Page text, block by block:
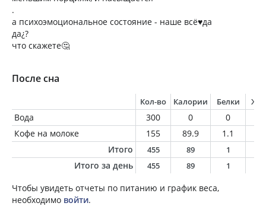
.
а психоэмоциональное состояние - наше всё♥️да
да¿?
что скажете🤔
После сна
Кол-во Калории Белки
Вода 300 0 0
Кофе на молоке
155 89.9 1.1
Итого
455 89 1
Итого за день 455 89 1
Чтобы увидеть отчеты по питанию и график веса,
необходимо войти.